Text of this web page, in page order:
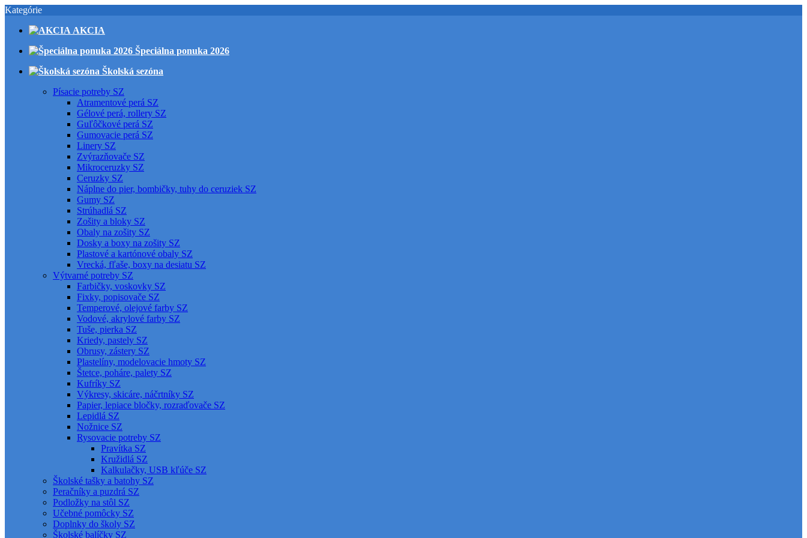
Kategórie
AKCIA
Špeciálna ponuka 2026
Školská sezóna
Písacie potreby SZ
Atramentové perá SZ
Gélové perá, rollery SZ
Guľôčkové perá SZ
Gumovacie perá SZ
Linery SZ
Zvýrazňovače SZ
Mikroceruzky SZ
Ceruzky SZ
Náplne do pier, bombičky, tuhy do ceruziek SZ
Gumy SZ
Strúhadlá SZ
Zošity a bloky SZ
Obaly na zošity SZ
Dosky a boxy na zošity SZ
Plastové a kartónové obaly SZ
Vrecká, fľaše, boxy na desiatu SZ
Výtvarné potreby SZ
Farbičky, voskovky SZ
Fixky, popisovače SZ
Temperové, olejové farby SZ
Vodové, akrylové farby SZ
Tuše, pierka SZ
Kriedy, pastely SZ
Obrusy, zástery SZ
Plastelíny, modelovacie hmoty SZ
Štetce, poháre, palety SZ
Kufríky SZ
Výkresy, skicáre, náčrtníky SZ
Papier, lepiace bločky, rozraďovače SZ
Lepidlá SZ
Nožnice SZ
Rysovacie potreby SZ
Pravítka SZ
Kružidlá SZ
Kalkulačky, USB kľúče SZ
Školské tašky a batohy SZ
Peračníky a puzdrá SZ
Podložky na stôl SZ
Učebné pomôcky SZ
Doplnky do školy SZ
Školské balíčky SZ